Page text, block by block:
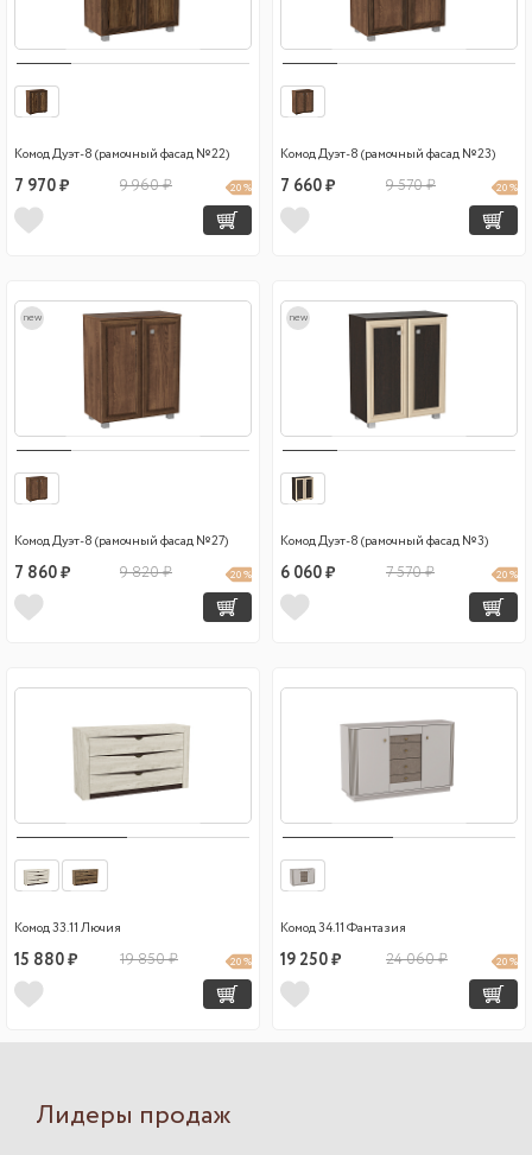
Комод Дуэт-8 (рамочный фасад №22)
7 970 ₽ 9 960 ₽ 20 %
Комод Дуэт-8 (рамочный фасад №23)
7 660 ₽ 9 570 ₽ 20 %
new
Комод Дуэт-8 (рамочный фасад №27)
7 860 ₽ 9 820 ₽ 20 %
new
Комод Дуэт-8 (рамочный фасад №3)
6 060 ₽ 7 570 ₽ 20 %
Комод 33.11 Лючия
15 880 ₽ 19 850 ₽ 20 %
Комод 34.11 Фантазия
19 250 ₽ 24 060 ₽ 20 %
Лидеры продаж